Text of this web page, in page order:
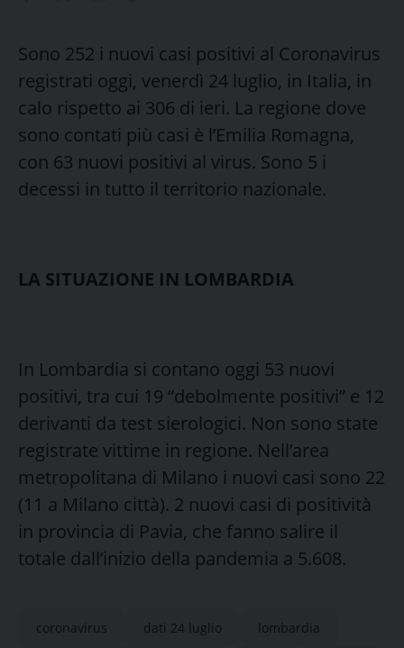
Sono 252 i nuovi casi positivi al Coronavirus
registrati oggi, venerdì 24 luglio, in Italia, in
calo rispetto ai 306 di ieri. La regione dove
sono contati più casi è l’Emilia Romagna,
con 63 nuovi positivi al virus. Sono 5 i
decessi in tutto il territorio nazionale.
LA SITUAZIONE IN LOMBARDIA
In Lombardia si contano oggi 53 nuovi
positivi, tra cui 19 “debolmente positivi” e 12
derivanti da test sierologici. Non sono state
registrate vittime in regione. Nell’area
metropolitana di Milano i nuovi casi sono 22
(11 a Milano città). 2 nuovi casi di positività
in provincia di Pavia, che fanno salire il
totale dall’inizio della pandemia a 5.608.
coronavirus dati 24 luglio lombardia